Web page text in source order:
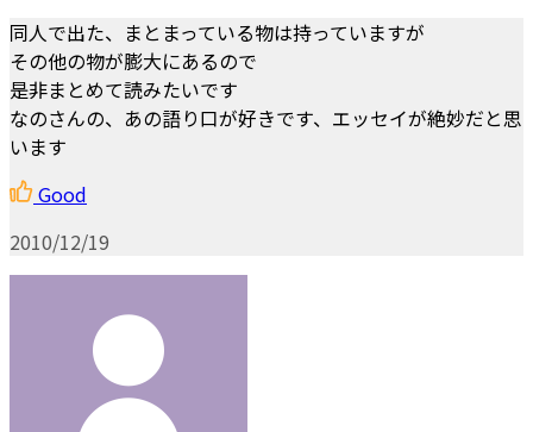
同人で出た、まとまっている物は持っていますが
その他の物が膨大にあるので
是非まとめて読みたいです
なのさんの、あの語り口が好きです、エッセイが絶妙だと思
います
Good
2010/12/19